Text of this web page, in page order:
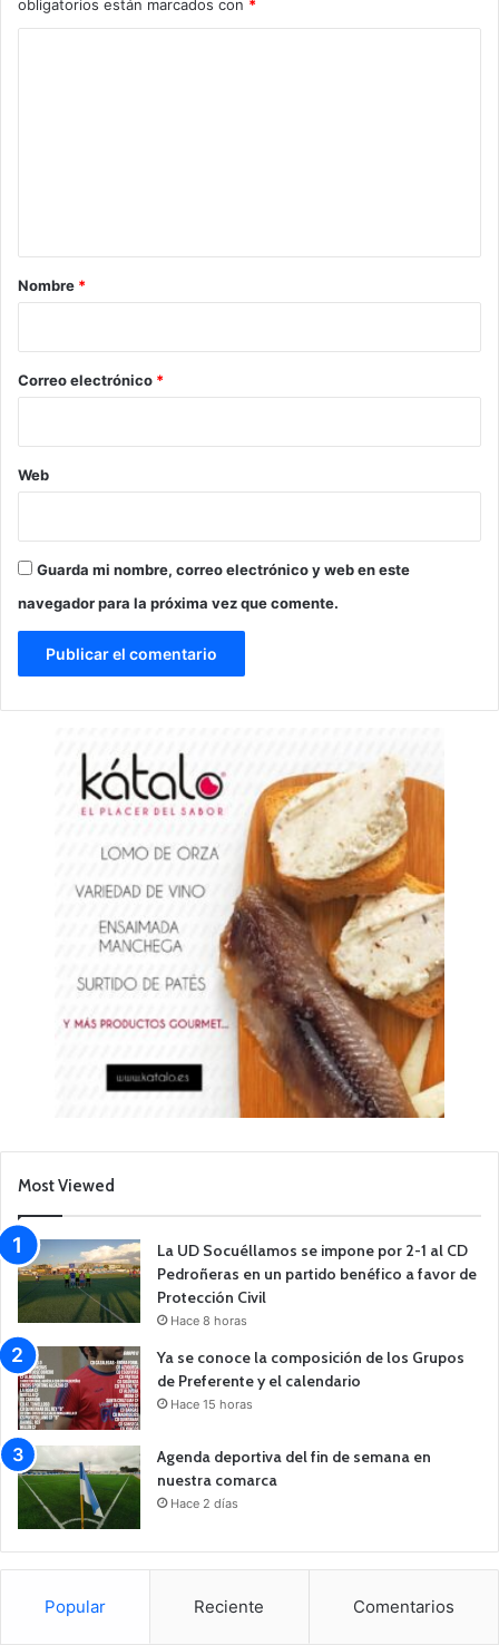
obligatorios están marcados con *
r
*
Nombre *
Correo electrónico *
Web
Guarda mi nombre, correo electrónico y web en este
navegador para la próxima vez que comente.
Most Viewed
La UD Socuéllamos se impone por 2-1 al CD
Pedroñeras en un partido benéfico a favor de
Protección Civil
Hace 8 horas
Ya se conoce la composición de los Grupos
de Preferente y el calendario
Hace 15 horas
Agenda deportiva del fin de semana en
nuestra comarca
Hace 2 días
Popular Reciente Comentarios